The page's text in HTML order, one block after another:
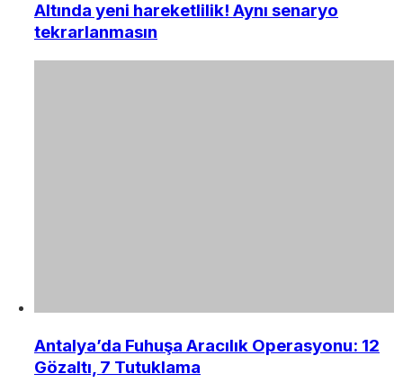
Altında yeni hareketlilik! Aynı senaryo
tekrarlanmasın
Antalya’da Fuhuşa Aracılık Operasyonu: 12
Gözaltı, 7 Tutuklama